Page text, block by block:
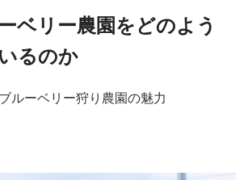
ベリー農園をどのよう
るのか
ブルーベリー狩り農園の魅力